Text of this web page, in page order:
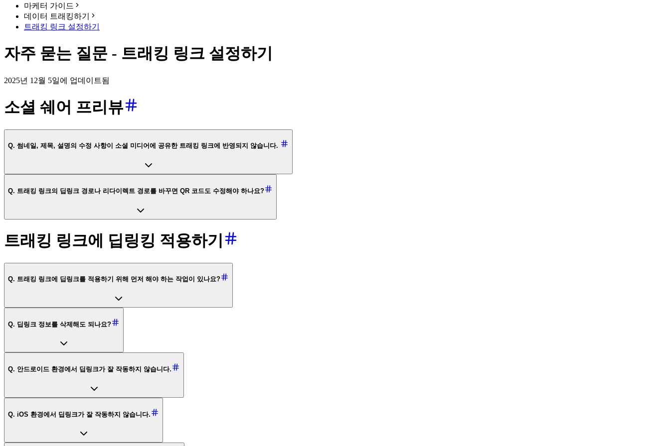
마케터 가이드
데이터 트래킹하기
트래킹 링크 설정하기
자주 묻는 질문 - 트래킹 링크 설정하기
2025년 12월 5일에 업데이트됨
소셜 쉐어 프리뷰
Q. 썸네일, 제목, 설명의 수정 사항이 소셜 미디어에 공유한 트래킹 링크에 반영되지 않습니다.
Q. 트래킹 링크의 딥링크 경로나 리다이렉트 경로를 바꾸면 QR 코드도 수정해야 하나요?
트래킹 링크에 딥링킹 적용하기
Q. 트래킹 링크에 딥링크를 적용하기 위해 먼저 해야 하는 작업이 있나요?
Q. 딥링크 정보를 삭제해도 되나요?
Q. 안드로이드 환경에서 딥링크가 잘 작동하지 않습니다.
Q. iOS 환경에서 딥링크가 잘 작동하지 않습니다.